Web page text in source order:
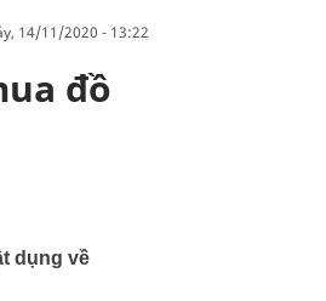
14/11/2020 - 13:22
đồ
dụng về